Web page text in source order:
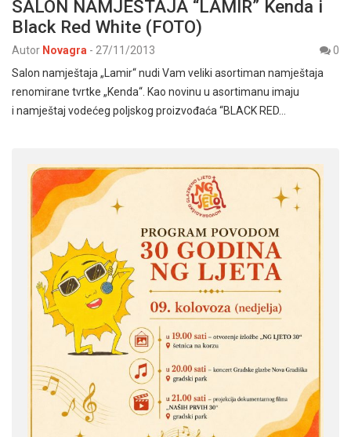
SALON NAMJEŠTAJA “LAMIR” Kenda i
Black Red White (FOTO)
Autor Novagra - 27/11/2013
0
Salon namještaja „Lamir“ nudi Vam veliki asortiman namještaja
renomirane tvrtke „Kenda“. Kao novinu u asortimanu imaju
i namještaj vodećeg poljskog proizvođaća “BLACK RED…